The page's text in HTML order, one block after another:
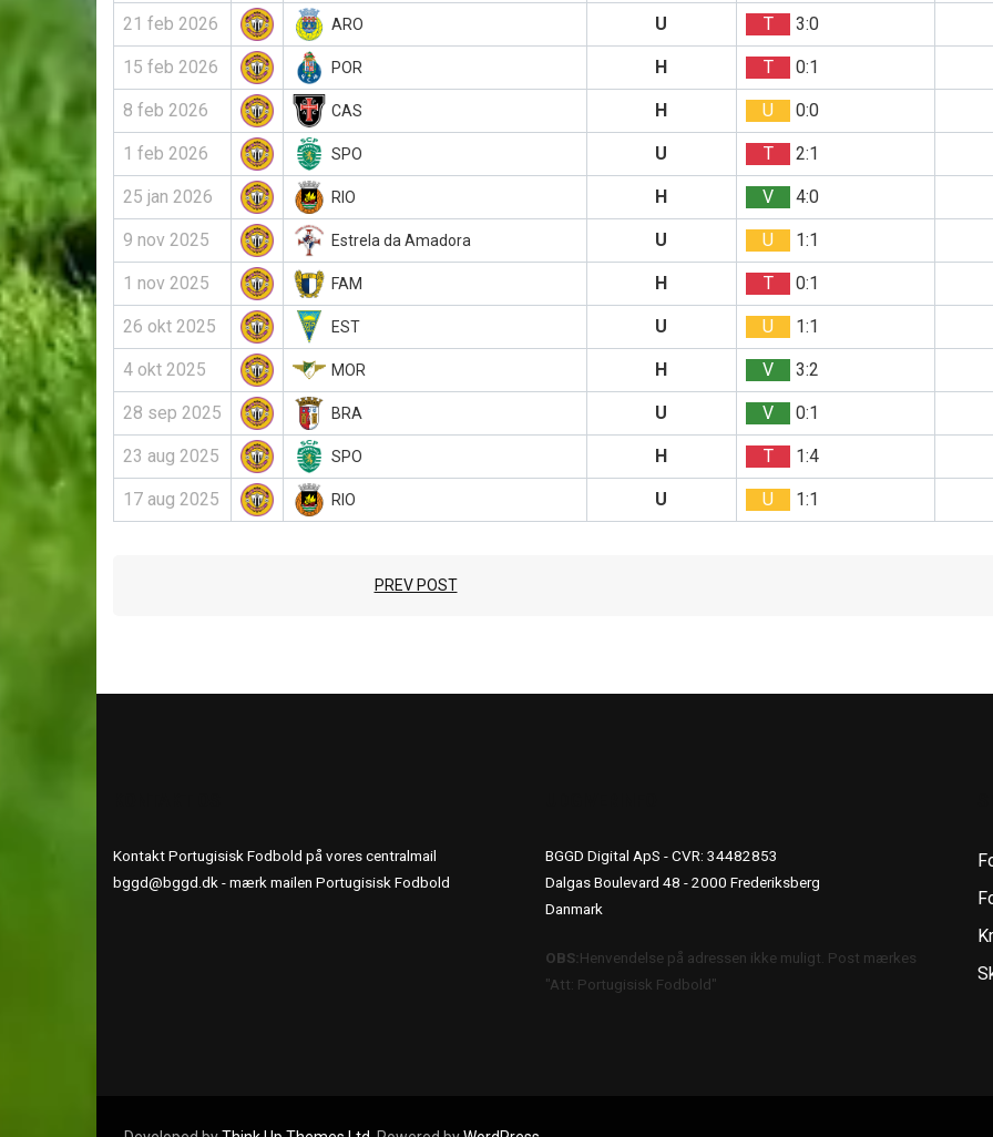
21 feb 2026 ARO U T 3:0
15 feb 2026 POR H T 0:1
8 feb 2026 CAS H U 0:0
1 feb 2026 SPO U T 2:1
25 jan 2026 RIO H V 4:0
9 nov 2025 Estrela da Amadora U U 1:1
1 nov 2025 FAM H T 0:1
26 okt 2025 EST U U 1:1
4 okt 2025 MOR H V 3:2
28 sep 2025 BRA U V 0:1
23 aug 2025 SPO H T 1:4
17 aug 2025 RIO U U 1:1
PREV POST
Kontakt Portugisisk Fodbold på vores centralmail
bggd@bggd.dk - mærk mailen Portugisisk Fodbold
BGGD Digital ApS - CVR: 34482853
Dalgas Boulevard 48 - 2000 Frederiksberg
Danmark
OBS:Henvendelse på adressen ikke muligt. Post mærkes
"Att: Portugisisk Fodbold"